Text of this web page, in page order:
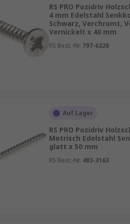
oder einfach „Bugle-
Verbindungsmitteln:
oder Schraubenzieher schnell
eine lange
an:
ausreichend. Im
RS PRO Pozidriv
4 mm Edelstahl
Schwarz, Verchromt,
Vernickelt x 40 mm
RS Best.-Nr. 797-6226
Auf Lager
RS PRO Pozidriv
Metrisch Edelstahl
glatt x 50 mm
RS Best.-Nr. 483-3163